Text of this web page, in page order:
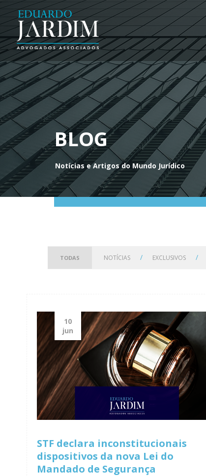
BLOG
Notícias e Artigos do Mundo Jurídico
TODAS NOTÍCIAS / EXCLUSIVOS /
10
jun
STF declara inconstitucionais
dispositivos da nova Lei do
Mandado de Segurança